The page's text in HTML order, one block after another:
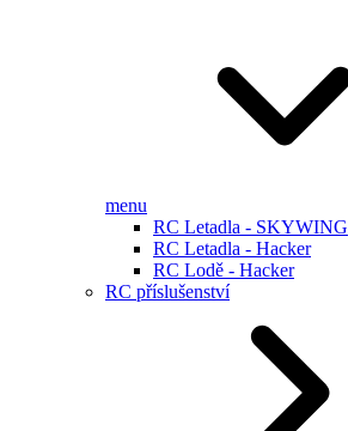
menu
RC Letadla - SKYWING
RC Letadla - Hacker
RC Lodě - Hacker
RC příslušenství